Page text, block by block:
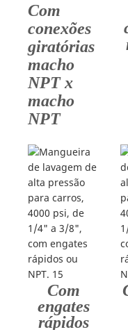
Com
conexões
giratórias
macho
NPT x
macho
NPT
Com
engates
rápidos